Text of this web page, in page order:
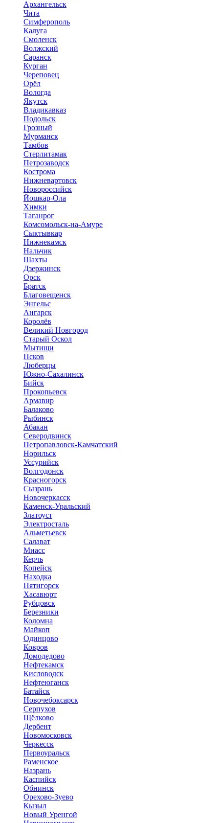
Архангельск
Чита
Симферополь
Калуга
Смоленск
Волжский
Саранск
Курган
Череповец
Орёл
Вологда
Якутск
Владикавказ
Подольск
Грозный
Мурманск
Тамбов
Стерлитамак
Петрозаводск
Кострома
Нижневартовск
Новороссийск
Йошкар-Ола
Химки
Таганрог
Комсомольск-на-Амуре
Сыктывкар
Нижнекамск
Нальчик
Шахты
Дзержинск
Орск
Братск
Благовещенск
Энгельс
Ангарск
Королёв
Великий Новгород
Старый Оскол
Мытищи
Псков
Люберцы
Южно-Сахалинск
Бийск
Прокопьевск
Армавир
Балаково
Рыбинск
Абакан
Северодвинск
Петропавловск-Камчатский
Норильск
Уссурийск
Волгодонск
Красногорск
Сызрань
Новочеркасск
Каменск-Уральский
Златоуст
Электросталь
Альметьевск
Салават
Миасс
Керчь
Копейск
Находка
Пятигорск
Хасавюрт
Рубцовск
Березники
Коломна
Майкоп
Одинцово
Ковров
Домодедово
Нефтекамск
Кисловодск
Нефтеюганск
Батайск
Новочебоксарск
Серпухов
Щёлково
Дербент
Новомосковск
Черкесск
Первоуральск
Раменское
Назрань
Каспийск
Обнинск
Орехово-Зуево
Кызыл
Новый Уренгой